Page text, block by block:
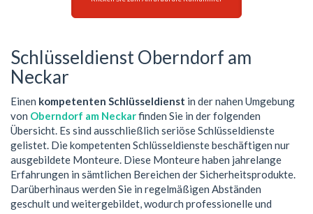
Schlüsseldienst Oberndorf am
Neckar
Einen kompetenten Schlüsseldienst in der nahen Umgebung
von Oberndorf am Neckarfinden Sie in der folgenden
Übersicht. Es sind ausschließlich seriöse Schlüsseldienste
gelistet. Die kompetenten Schlüsseldienste beschäftigen nur
ausgebildete Monteure. Diese Monteure haben jahrelange
Erfahrungen in sämtlichen Bereichen der Sicherheitsprodukte.
Darüberhinaus werden Sie in regelmäßigen Abständen
geschult und weitergebildet, wodurch professionelle und